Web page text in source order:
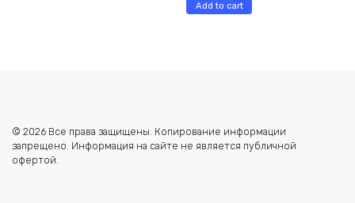
Add to cart
© 2026 Все права защищены. Копирование информации
запрещено. Информация на сайте не является публичной
офертой.